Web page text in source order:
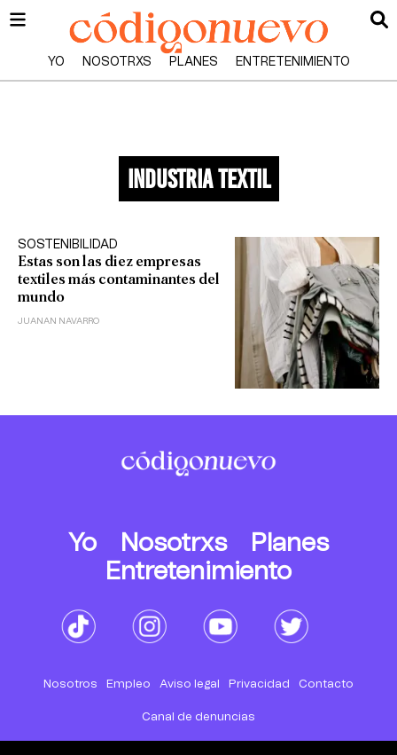
YO NOSOTRXS PLANES ENTRETENIMIENTO
industria textil
SOSTENIBILIDAD
Estas son las diez empresas
textiles más contaminantes del
mundo
JUANAN NAVARRO
Yo Nosotrxs
Planes
Entretenimiento
Nosotros Empleo Aviso legal Privacidad Contacto
Canal de denuncias